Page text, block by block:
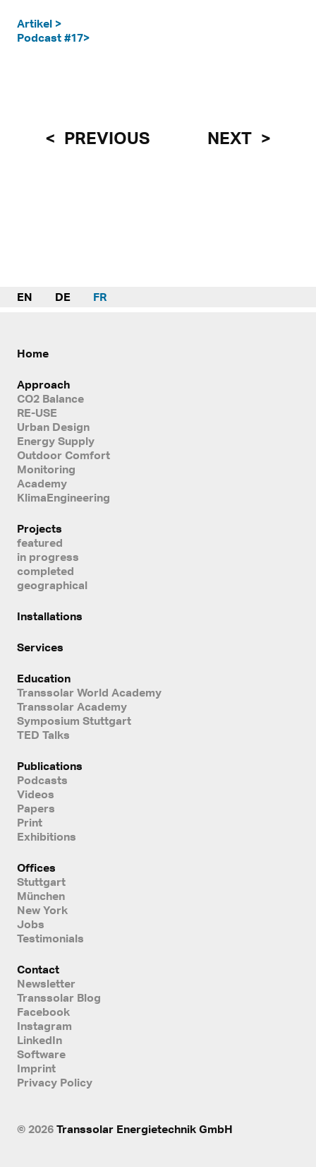
Artikel >
Podcast #17>
PREVIOUS NEXT
EN DE FR
Home
Approach
CO2 Balance
RE-USE
Urban Design
Energy Supply
Outdoor Comfort
Monitoring
Academy
KlimaEngineering
Projects
featured
in progress
completed
geographical
Installations
Services
Education
Transsolar World Academy
Transsolar Academy
Symposium Stuttgart
TED Talks
Publications
Podcasts
Videos
Papers
Print
Exhibitions
Offices
Stuttgart
München
New York
Jobs
Testimonials
Contact
Newsletter
Transsolar Blog
Facebook
Instagram
LinkedIn
Software
Imprint
Privacy Policy
© 2026 Transsolar Energietechnik GmbH